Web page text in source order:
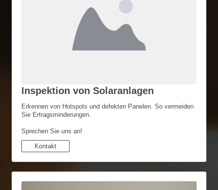
Inspektion von Solaranlagen
Erkennen von Hotspots und defekten Panelen. So vermeiden
Sie Ertragsminderungen.
Sprechen Sie uns an!
Kontakt